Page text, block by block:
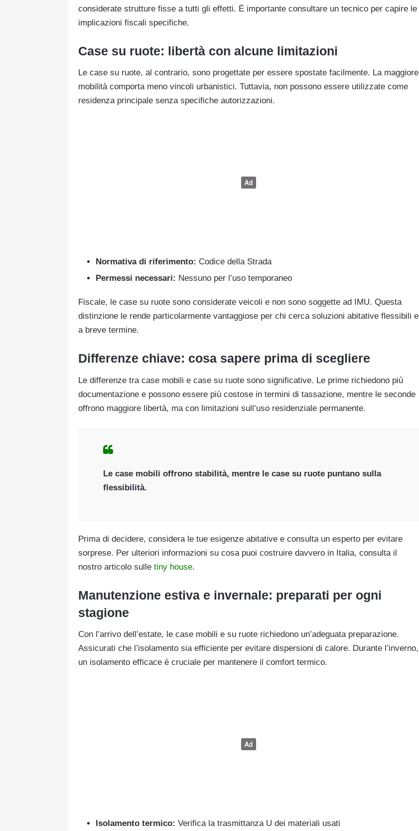
considerate strutture fisse a tutti gli effetti. È importante consultare un tecnico per capire le
implicazioni fiscali specifiche.
Case su ruote: libertà con alcune limitazioni
Le case su ruote, al contrario, sono progettate per essere spostate facilmente. La maggiore
mobilità comporta meno vincoli urbanistici. Tuttavia, non possono essere utilizzate come
residenza principale senza specifiche autorizzazioni.
Normativa di riferimento: Codice della Strada
Permessi necessari: Nessuno per l’uso temporaneo
Fiscale, le case su ruote sono considerate veicoli e non sono soggette ad IMU. Questa
distinzione le rende particolarmente vantaggiose per chi cerca soluzioni abitative flessibili e
a breve termine.
Differenze chiave: cosa sapere prima di scegliere
Le differenze tra case mobili e case su ruote sono significative. Le prime richiedono più
documentazione e possono essere più costose in termini di tassazione, mentre le seconde
offrono maggiore libertà, ma con limitazioni sull’uso residenziale permanente.
Le case mobili offrono stabilità, mentre le case su ruote puntano sulla
flessibilità.
Prima di decidere, considera le tue esigenze abitative e consulta un esperto per evitare
sorprese. Per ulteriori informazioni su cosa puoi costruire davvero in Italia, consulta il
nostro articolo sulle tiny house.
Manutenzione estiva e invernale: preparati per ogni
stagione
Con l’arrivo dell’estate, le case mobili e su ruote richiedono un’adeguata preparazione.
Assicurati che l’isolamento sia efficiente per evitare dispersioni di calore. Durante l’inverno,
un isolamento efficace è cruciale per mantenere il comfort termico.
Isolamento termico: Verifica la trasmittanza U dei materiali usati